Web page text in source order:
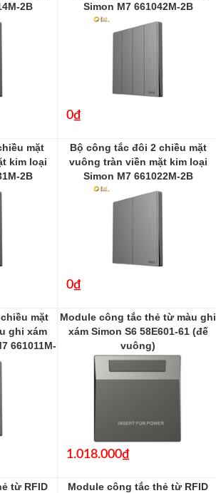
2B
Simon M7 661042M-2B
661042M-2B
0₫
mặt
kim loại
2B
Bộ công tắc đôi 2 chiều mặt
vuông tràn viền mặt kim loại
Simon M7 661022M-2B
661022M-2B
0₫
mặt
ghi xám
661011M-
Module công tắc thẻ từ màu ghi
xám Simon S6 58E601-61 (đế
vuông)
58E601-61
1.018.000₫
từ RFID
Module công tắc thẻ từ RFID